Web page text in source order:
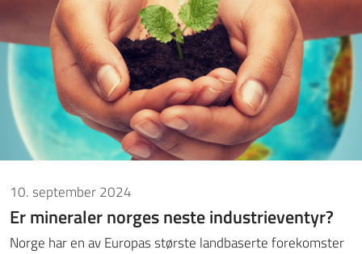
10. september 2024
Er mineraler norges neste industrieventyr?
Norge har en av Europas største landbaserte forekomster